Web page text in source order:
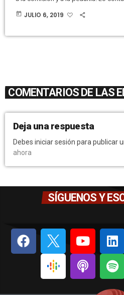
today JULIO 6, 2019
COMENTARIOS DE LAS
Deja una respuesta
Debes iniciar sesión para publicar
ahora
SÍGUENOS Y